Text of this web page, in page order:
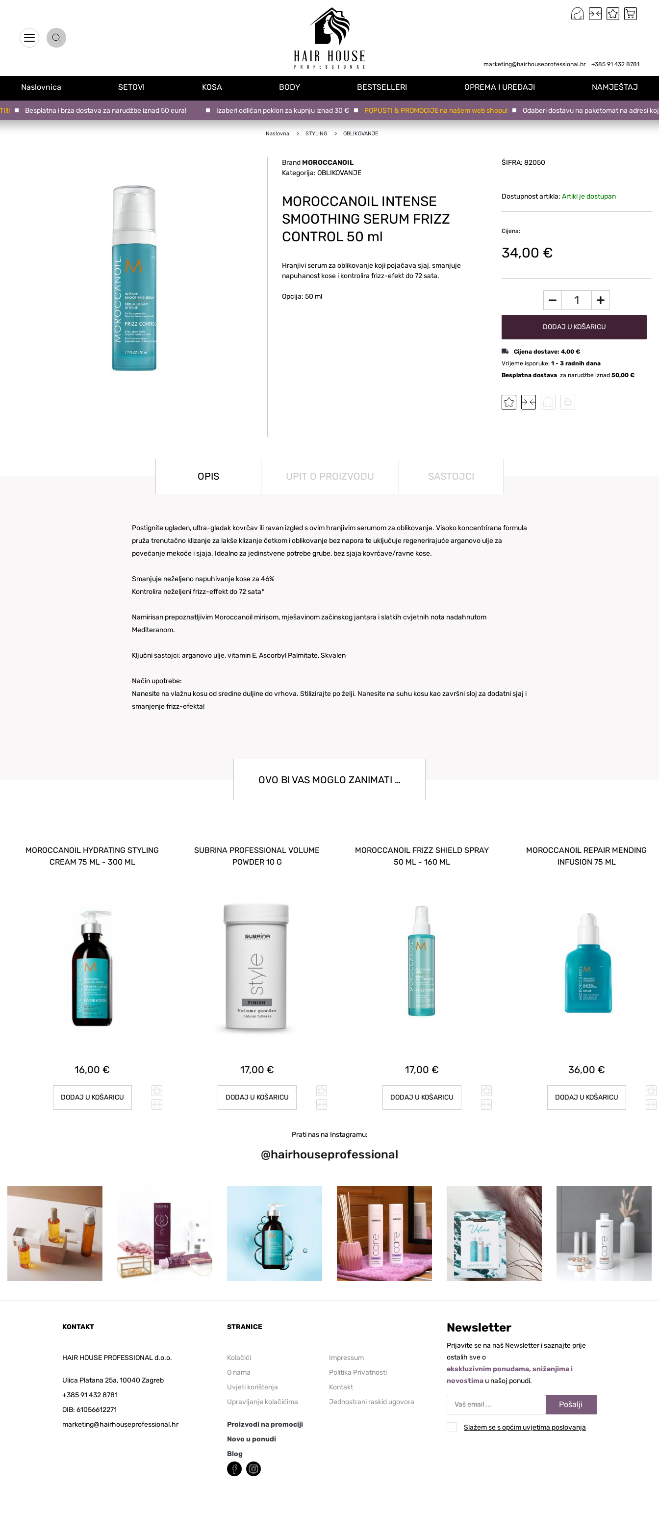
Proizvodi na promociji
Novo u ponudi
marketing@hairhouseprofessional.hr +385 91 432 8781
Naslovnica SETOVI KOSA BODY BESTSELLERI OPREMA I UREĐAJI NAMJEŠTAJ
Besplatna i brza dostava za narudžbe iznad 50 eura! Izaberi odličan poklon za kupnju iznad 30 € POPUSTI & PROMOCIJE na našem web shopu! Odaberi dostavu na paketomat na adresi koja ti
Naslovna STYLING OBLIKOVANJE
Brand MOROCCANOIL
Kategorija: OBLIKOVANJE
MOROCCANOIL INTENSE
SMOOTHING SERUM FRIZZ
CONTROL 50 ml
Hranjivi serum za oblikovanje koji pojačava sjaj, smanjuje
napuhanost kose i kontrolira frizz-efekt do 72 sata.
Opcija: 50 ml
ŠIFRA: 82050
Dostupnost artikla: Artikl je dostupan
Cijena:
34,00 €
DODAJ U KOŠARICU
Cijena dostave: 4,00 €
Vrijeme isporuke: 1 - 3 radnih dana
Besplatna dostava za narudžbe iznad 50,00 €
OPIS UPIT O PROIZVODU SASTOJCI
Postignite uglađen, ultra-gladak kovrčav ili ravan izgled s ovim hranjivim serumom za oblikovanje. Visoko koncentrirana formula
pruža trenutačno klizanje za lakše klizanje četkom i oblikovanje bez napora te uključuje regenerirajuće arganovo ulje za
povećanje mekoće i sjaja. Idealno za jedinstvene potrebe grube, bez sjaja kovrčave/ravne kose.
Smanjuje neželjeno napuhivanje kose za 46%
Kontrolira neželjeni frizz-effekt do 72 sata*
Namirisan prepoznatljivim Moroccanoil mirisom, mješavinom začinskog jantara i slatkih cvjetnih nota nadahnutom
Mediteranom.
Ključni sastojci: arganovo ulje, vitamin E, Ascorbyl Palmitate, Skvalen
Način upotrebe:
Nanesite na vlažnu kosu od sredine duljine do vrhova. Stilizirajte po želji. Nanesite na suhu kosu kao završni sloj za dodatni sjaj i
smanjenje frizz-efekta!
OVO BI VAS MOGLO ZANIMATI …
MOROCCANOIL HYDRATING STYLING
CREAM 75 ML - 300 ML
16,00 €
DODAJ U KOŠARICU
SUBRINA PROFESSIONAL VOLUME
POWDER 10 G
17,00 €
DODAJ U KOŠARICU
MOROCCANOIL FRIZZ SHIELD SPRAY
50 ML - 160 ML
17,00 €
DODAJ U KOŠARICU
MOROCCANOIL REPAIR MENDING
INFUSION 75 ML
36,00 €
DODAJ U KOŠARICU
Prati nas na Instagramu:
@hairhouseprofessional
KONTAKT
HAIR HOUSE PROFESSIONAL d.o.o.
Ulica Platana 25a, 10040 Zagreb
+385 91 432 8781
OIB: 61056612271
marketing@hairhouseprofessional.hr
STRANICE
Kolačići
Impressum
O nama
Politika Privatnosti
Uvjeti korištenja
Kontakt
Upravljanje kolačićima
Jednostrani raskid ugovora
Proizvodi na promociji
Novo u ponudi
Blog
Newsletter
Prijavite se na naš Newsletter i saznajte prije
ostalih sve o
ekskluzivnim ponudama, sniženjima i
novostima u našoj ponudi.
Pošalji
Slažem se s općim uvjetima poslovanja